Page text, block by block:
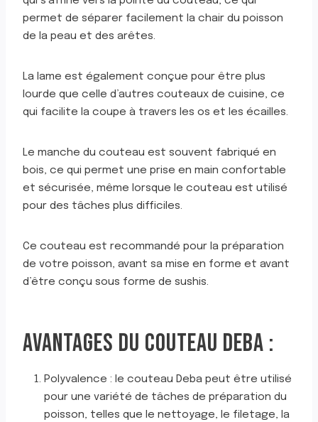
permet de séparer facilement la chair du poisson
de la peau et des arêtes.
La lame est également conçue pour être plus
lourde que celle d’autres couteaux de cuisine, ce
qui facilite la coupe à travers les os et les écailles.
Le manche du couteau est souvent fabriqué en
bois, ce qui permet une prise en main confortable
et sécurisée, même lorsque le couteau est utilisé
pour des tâches plus difficiles.
Ce couteau est recommandé pour la préparation
de votre poisson, avant sa mise en forme et avant
d’être conçu sous forme de sushis.
AVANTAGES DU COUTEAU DEBA :
Polyvalence : le couteau Deba peut être utilisé
pour une variété de tâches de préparation du
poisson, telles que le nettoyage, le filetage, la